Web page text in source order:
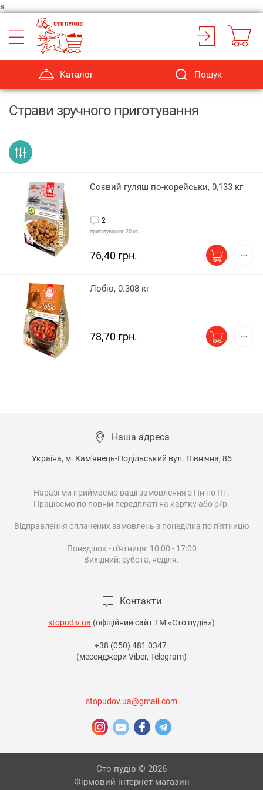
s
Каталог Пошук
Страви зручного приготування
Соєвий гуляш по-корейськи, 0,133 кг
2
приготування: 20 хв.
76,40 грн.
Лобіо, 0.308 кг
78,70 грн.
Наша адреса
Україна, м. Кам'янець-Подільський вул. Північна, 85
Наразі ми приймаємо ваші замовлення з Пн по Пт.
Працюємо по повній передплаті на картку або р/р.
Відправлення оплачених замовлень з понеділка по п'ятницю
Понеділок - п'ятниця: 10:00 - 17:00
Вихідний: субота, неділя.
Контакти
stopudiv.ua (офіційний сайт ТМ «Сто пудів»)
+38 (050) 481 0347
(месенджери Viber, Telegram)
stopudov.ua@gmail.com
Сто пудів © 2026
Фірмовий інтернет-магазин